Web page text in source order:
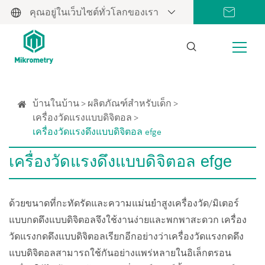
คุณอยู่ในเว็บไซต์ทั่วโลกของเรา
บ้านในบ้าน
ผลิตภัณฑ์สำหรับเด็ก
เครื่องวัดแรงแบบดิจิตอล
เครื่องวัดแรงดึงแบบดิจิตอล efge
เครื่องวัดแรงดึงแบบดิจิตอล efge
ด้วยขนาดที่กะทัดรัดและความแม่นยำสูงเครื่องวัด/มิเตอร์
แบบกดดึงแบบดิจิตอลจึงใช้งานง่ายและพกพาสะดวก เครื่อง
วัดแรงกดดึงแบบดิจิตอลเรียกอีกอย่างว่าเครื่องวัดแรงกดดึง
แบบดิจิตอลสามารถใช้กันอย่างแพร่หลายในอิเล็กตรอน